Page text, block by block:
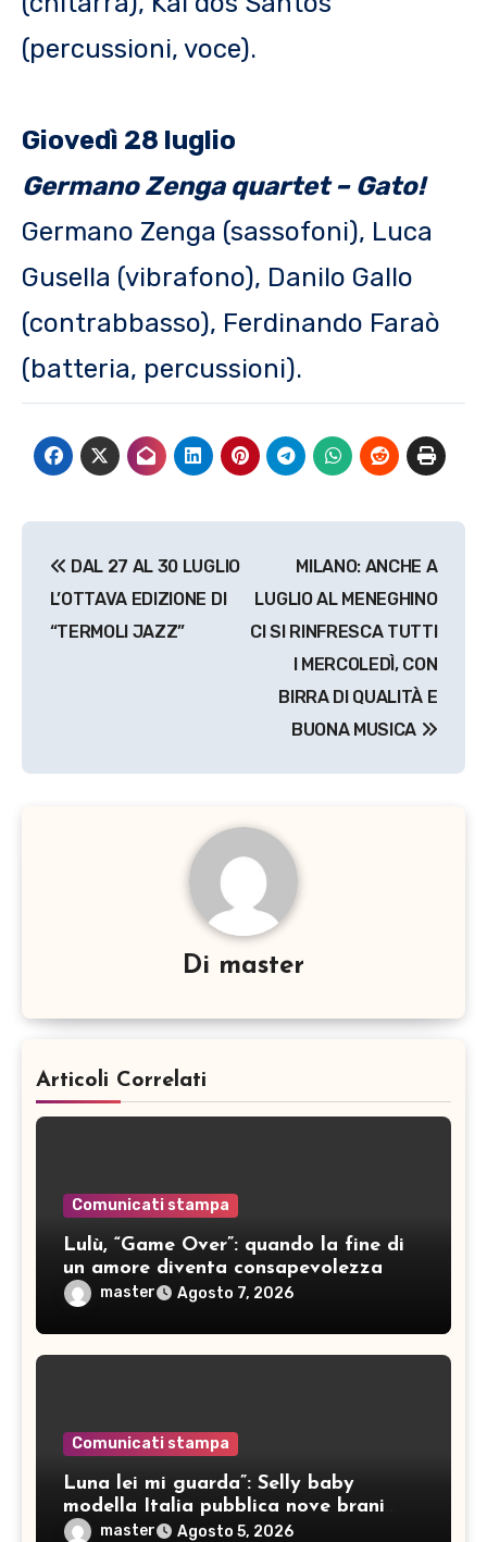
(percussioni, voce).
Giovedì 28 luglio
Germano Zenga quartet – Gato!
Germano Zenga (sassofoni), Luca
Gusella (vibrafono), Danilo Gallo
(contrabbasso), Ferdinando Faraò
(batteria, percussioni).
articoli
DAL 27 AL 30 LUGLIO
L’OTTAVA EDIZIONE DI
“TERMOLI JAZZ”
MILANO: ANCHE A
LUGLIO AL MENEGHINO
CI SI RINFRESCA TUTTI
I MERCOLEDÌ, CON
BIRRA DI QUALITÀ E
BUONA MUSICA
Di master
Articoli Correlati
Comunicati stampa
Lulù, “Game Over”: quando la fine di
un amore diventa consapevolezza
master Agosto 7, 2026
Comunicati stampa
Luna lei mi guarda”: Selly baby
modella Italia pubblica nove brani
ineditimaster Agosto 5, 2026